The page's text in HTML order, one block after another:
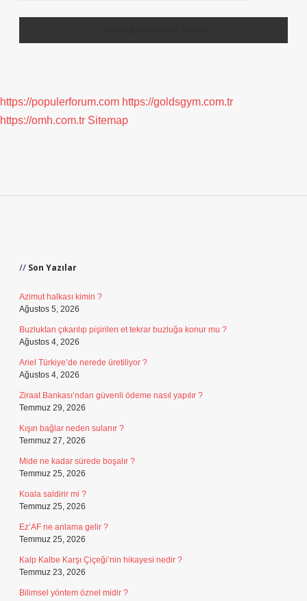
https://populerforum.com https://goldsgym.com.tr
https://omh.com.tr Sitemap
Son Yazılar
Azimut halkası kimin ?
Ağustos 5, 2026
Buzluktan çıkarılıp pişirilen et tekrar buzluğa konur mu ?
Ağustos 4, 2026
Ariel Türkiye’de nerede üretiliyor ?
Ağustos 4, 2026
Ziraat Bankası’ndan güvenli ödeme nasıl yapılır ?
Temmuz 29, 2026
Kışın bağlar neden sulanır ?
Temmuz 27, 2026
Mide ne kadar sürede boşalır ?
Temmuz 25, 2026
Koala saldirir mi ?
Temmuz 25, 2026
Ez’AF ne anlama gelir ?
Temmuz 25, 2026
Kalp Kalbe Karşı Çiçeği’nin hikayesi nedir ?
Temmuz 23, 2026
Bilimsel yöntem öznel midir ?